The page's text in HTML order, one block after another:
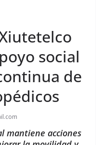
social
de
mantiene acciones